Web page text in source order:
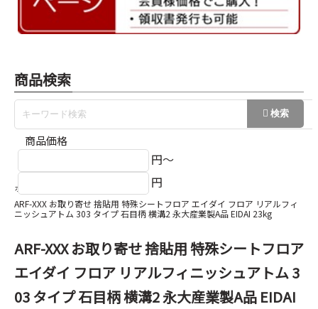
商品検索
商品価格
円～
円
ホーム
ARF-XXX お取り寄せ 捨貼用 特殊シートフロア エイダイ フロア リアルフィ
ニッシュアトム 303 タイプ 石目柄 横溝2 永大産業製A品 EIDAI 23kg
ARF-XXX お取り寄せ 捨貼用 特殊シートフロア
エイダイ フロア リアルフィニッシュアトム 3
03 タイプ 石目柄 横溝2 永大産業製A品 EIDAI